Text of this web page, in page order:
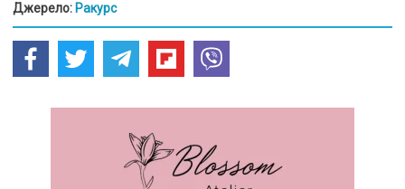
Джерело: Ракурс